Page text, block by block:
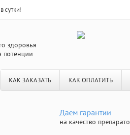
сутки!
здоровья
потенции
КАК ЗАКАЗАТЬ КАК ОПЛАТИТЬ
Даем гарантии
на качество